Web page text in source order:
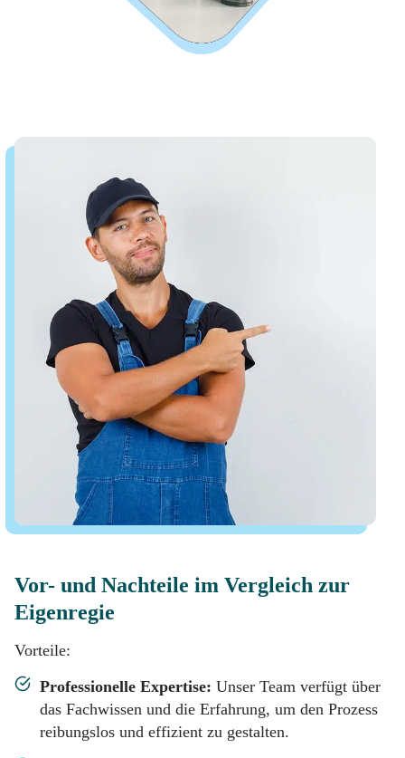
Vor- und Nachteile im Vergleich zur
Eigenregie
Vorteile:
Professionelle Expertise: Unser Team verfügt über
das Fachwissen und die Erfahrung, um den Prozess
reibungslos und effizient zu gestalten.